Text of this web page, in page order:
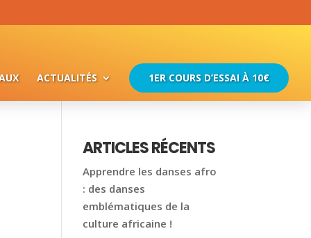
ACTUALITÉS 1ER COURS D’ESSAI À 10€
ARTICLES RÉCENTS
Apprendre les danses afro
: des danses
emblématiques de la
culture africaine !